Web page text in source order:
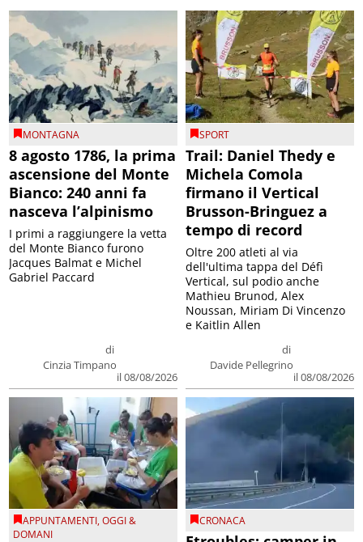
MONTAGNA
8 agosto 1786, la prima
ascensione del Monte
Bianco: 240 anni fa
nasceva l’alpinismo
di
Cinzia Timpano
il 08/08/2026
I primi a raggiungere la vetta
del Monte Bianco furono
Jacques Balmat e Michel
Gabriel Paccard
SPORT
Trail: Daniel Thedy e
Michela Comola
firmano il Vertical
Brusson-Bringuez a
tempo di record
di
Davide Pellegrino
il 08/08/2026
Oltre 200 atleti al via
dell'ultima tappa del Défì
Vertical, sul podio anche
Mathieu Brunod, Alex
Noussan, Miriam Di Vincenzo
e Kaitlin Allen
APPUNTAMENTI,OGGI &
DOMANI
CRONACA